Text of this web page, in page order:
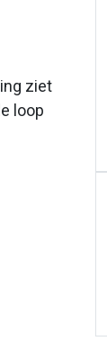
ziet
loop